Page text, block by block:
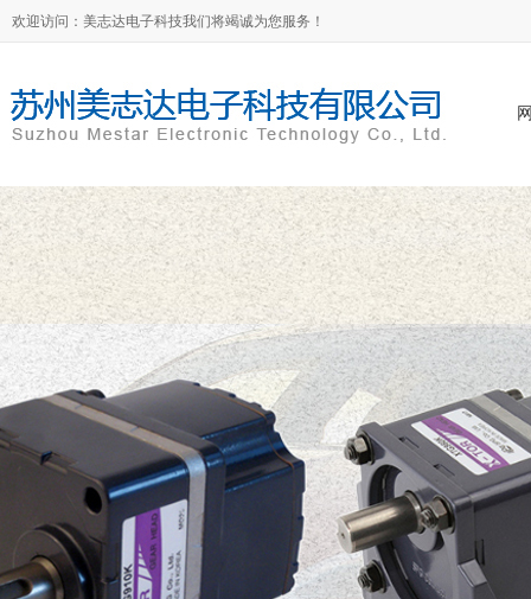
欢迎访问：美志达电子科技我们将竭诚为您服务！